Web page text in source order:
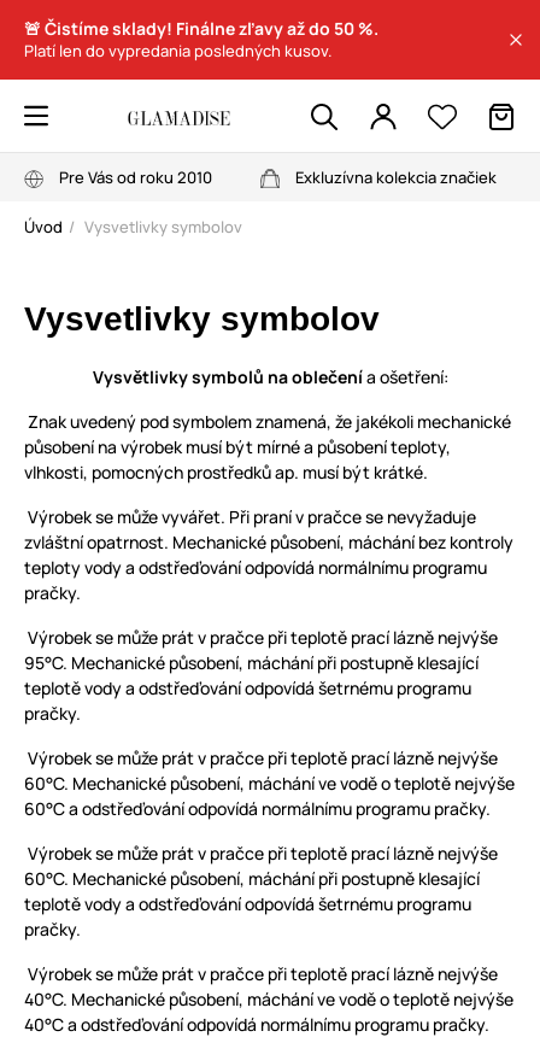
🚨 Čistíme sklady! Finálne zľavy až do 50 %.
Platí len do vypredania posledných kusov.
Pre Vás od roku 2010 Exkluzívna kolekcia značiek
Úvod Vysvetlivky symbolov
Vysvetlivky symbolov
Vysvětlivky symbolů na oblečenía ošetření:
Znak uvedený pod symbolem znamená, že jakékoli mechanické
působení na výrobek musí být mírné a působení teploty,
vlhkosti, pomocných prostředků ap. musí být krátké.
Výrobek se může vyvářet. Při praní v pračce se nevyžaduje
zvláštní opatrnost. Mechanické působení, máchání bez kontroly
teploty vody a odstřeďování odpovídá normálnímu programu
pračky.
Výrobek se může prát v pračce při teplotě prací lázně nejvýše
95°C. Mechanické působení, máchání při postupně klesající
teplotě vody a odstřeďování odpovídá šetrnému programu
pračky.
Výrobek se může prát v pračce při teplotě prací lázně nejvýše
60°C. Mechanické působení, máchání ve vodě o teplotě nejvýše
60°C a odstřeďování odpovídá normálnímu programu pračky.
Výrobek se může prát v pračce při teplotě prací lázně nejvýše
60°C. Mechanické působení, máchání při postupně klesající
teplotě vody a odstřeďování odpovídá šetrnému programu
pračky.
Výrobek se může prát v pračce při teplotě prací lázně nejvýše
40°C. Mechanické působení, máchání ve vodě o teplotě nejvýše
40°C a odstřeďování odpovídá normálnímu programu pračky.